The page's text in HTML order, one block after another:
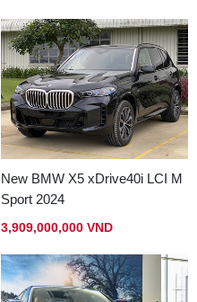
New BMW X5 xDrive40i LCI M
Sport 2024
3,909,000,000 VND